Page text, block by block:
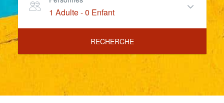
1 Adulte-0 Enfant
RECHERCHE